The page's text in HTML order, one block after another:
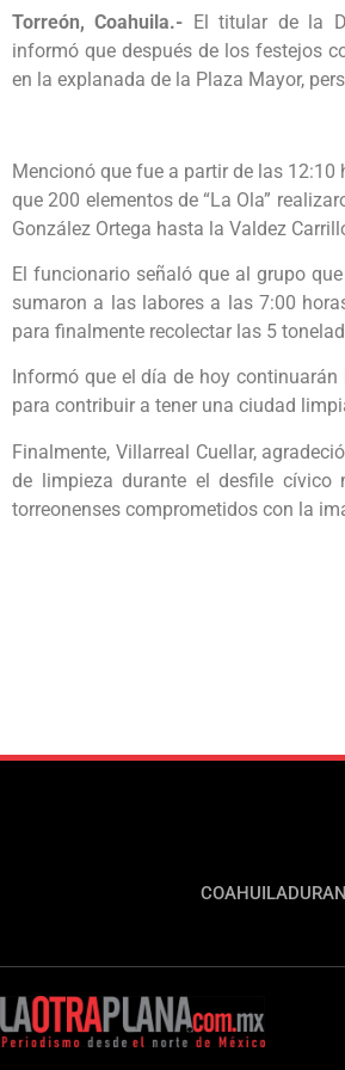
Torreón, Coahuila.- El titular de la
informó que después de los festejos
en la explanada de la Plaza Mayor,
Mencionó que fue a partir de las
que 200 elementos de “La Ola”
González Ortega hasta la Valdez
El funcionario señaló que al grupo
sumaron a las labores a las 7:00
para finalmente recolectar las 5
Informó que el día de hoy
para contribuir a tener una ciudad
Finalmente, Villarreal Cuellar,
de limpieza durante el desfile cívico
torreonenses comprometidos con la
COAHUILA